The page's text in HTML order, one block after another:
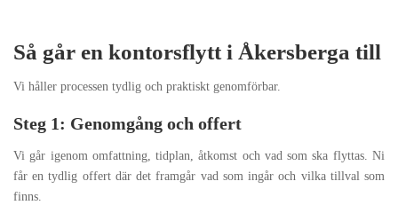
Så går en kontorsflytt i Åkersberga till
Vi håller processen tydlig och praktiskt genomförbar.
Steg 1: Genomgång och offert
Vi går igenom omfattning, tidplan, åtkomst och vad som ska flyttas. Ni
får en tydlig offert där det framgår vad som ingår och vilka tillval som
finns.